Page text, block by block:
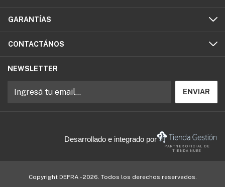
GARANTÍAS
CONTACTÁNOS
NEWSLETTER
Desarrollado e integrado por
PARTNER OFICIAL DE
TIENDA NUBE
Copyright DEFRA - 2026. Todos los derechos reservados.